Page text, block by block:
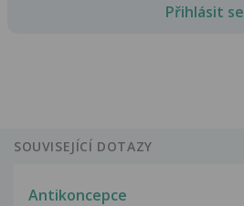
Přihlásit se
SOUVISEJÍCÍ DOTAZY
Antikoncepce